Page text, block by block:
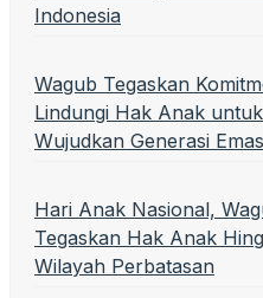
Indonesia
Wagub Tegaskan
Lindungi Hak Anak untuk
Wujudkan Generasi
Hari Anak Nasional,
Tegaskan Hak Anak
Wilayah Perbatasan